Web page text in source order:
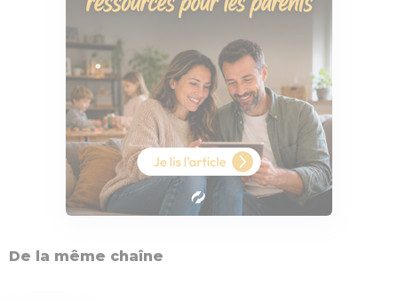
De la même chaîne